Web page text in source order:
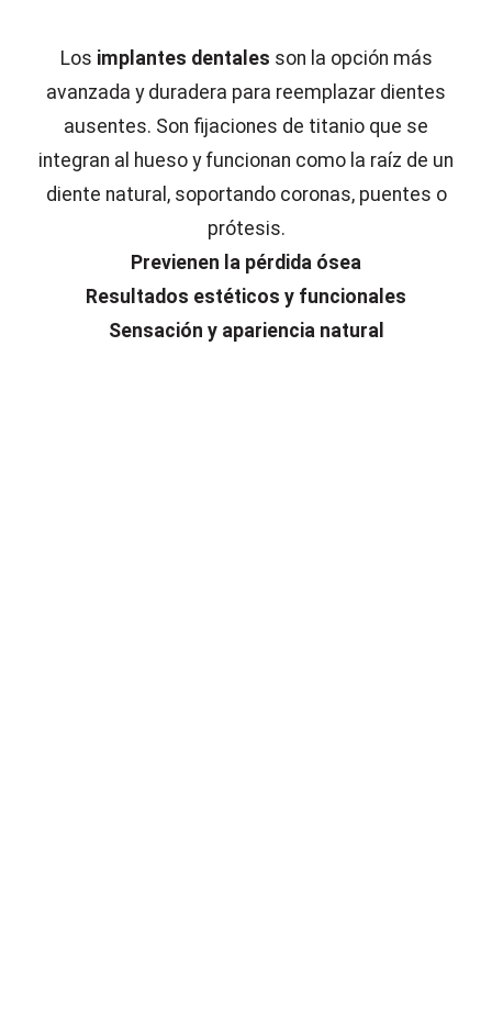
Los implantes dentales son la opción más
avanzada y duradera para reemplazar dientes
ausentes. Son fijaciones de titanio que se
integran al hueso y funcionan como la raíz de un
diente natural, soportando coronas, puentes o
prótesis.
Previenen la pérdida ósea
Resultados estéticos y funcionales
Sensación y apariencia natural